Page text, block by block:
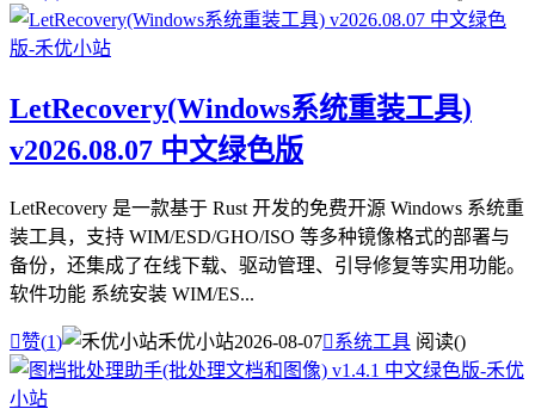
LetRecovery(Windows系统重装工具)
v2026.08.07 中文绿色版
LetRecovery 是一款基于 Rust 开发的免费开源 Windows 系统重
装工具，支持 WIM/ESD/GHO/ISO 等多种镜像格式的部署与
备份，还集成了在线下载、驱动管理、引导修复等实用功能。
软件功能 系统安装 WIM/ES...
赞(1) 禾优小站2026-08-07系统工具 阅读()